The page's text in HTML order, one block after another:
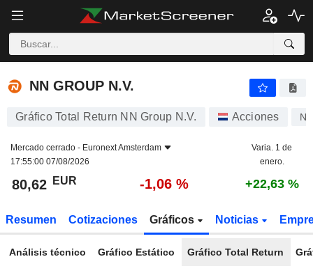
NN GROUP N.V.
NN GROUP N.V.
Gráfico Total Return NN Group N.V. Acciones NN
Mercado cerrado - Euronext Amsterdam
17:55:00 07/08/2026
Varia. 1 de
enero.
80,62 EUR -1,06 % +22,63 %
Resumen Cotizaciones Gráficos Noticias
Análisis técnico Gráfico Estático Gráfico Total Return